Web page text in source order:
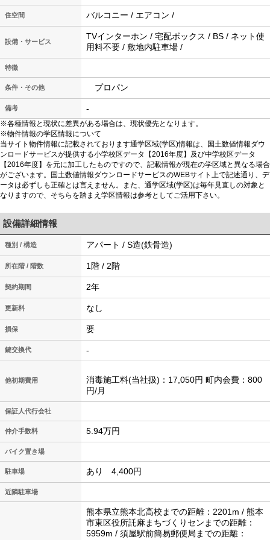
住空間 バルコニー / エアコン /
設備・サービス
TVインターホン / 宅配ボックス / BS / ネット使
用料不要 / 敷地内駐車場 /
特徴
条件・その他 プロパン
備考 -
※各種情報と現状に差異がある場合は、現状優先となります。
※物件情報の学区情報について
当サイト物件情報に記載されております通学区域(学区)情報は、国土数値情報ダウ
ンロードサービスが提供する小学校区データ【2016年度】及び中学校区データ
【2016年度】を元に加工したものですので、記載情報が現在の学区域と異なる場合
がございます。国土数値情報ダウンロードサービスのWEBサイト上で記述通り、デ
ータは必ずしも正確とは言えません。また、通学区域(学区)は毎年見直しの対象と
なりますので、そちらを踏まえ学区情報は参考としてご活用下さい。
設備詳細情報
種別 / 構造 アパート / S造(鉄骨造)
所在階 / 階数 1階 / 2階
契約期間 2年
更新料 なし
損保 要
鍵交換代 -
他初期費用
消毒施工料(当社扱)：17,050円 町内会費：800
円/月
保証人代行会社
仲介手数料 5.94万円
バイク置き場
駐車場 あり 4,400円
近隣駐車場
熊本県立熊本北高校までの距離：2201m / 熊本
市東区役所託麻まちづくりセンまでの距離：
5959m / 須屋駅前簡易郵便局までの距離：